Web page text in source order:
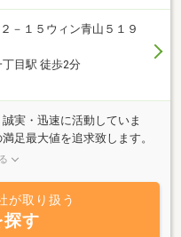
－１５ウィン青山５１９
目駅 徒歩2分
実・迅速に活動していま
足最大値を追求致します。
お持ちのオーナー様の為
始めたらよいか、どこにお
募集をしているが空室が埋
から何の連絡もない。きち
が取り扱う
す